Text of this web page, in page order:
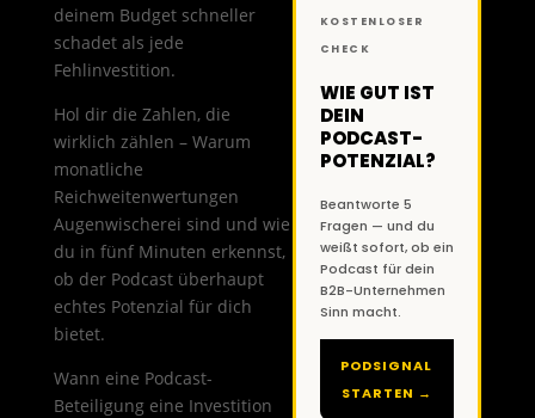
deinem Budget schneller
schadet als jede
Fehlinvestition.
Hol dir die Zahlen, die
wirklich zählen – Warum
monatliche
Reichweitenwertungen
Augenwischerei sind und wie
du in fünf Minuten erkennst,
ob der Podcast überhaupt
echtes Potenzial für dich
bietet.
Wann eine Podcast-
Beteiligung eine Investition
KOSTENLOSER
CHECK
WIE GUT IST
DEIN
PODCAST-
POTENZIAL?
Beantworte 5
Fragen — und du
weißt sofort, ob ein
Podcast für dein
B2B-Unternehmen
Sinn macht.
PODSIGNAL
STARTEN →